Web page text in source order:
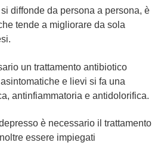
diffonde da persona a persona, è
tende a migliorare da sola
un trattamento antibiotico
e lievi si fa una
antinfiammatoria e antidolorifica.
è necessario il trattamento
essere impiegati